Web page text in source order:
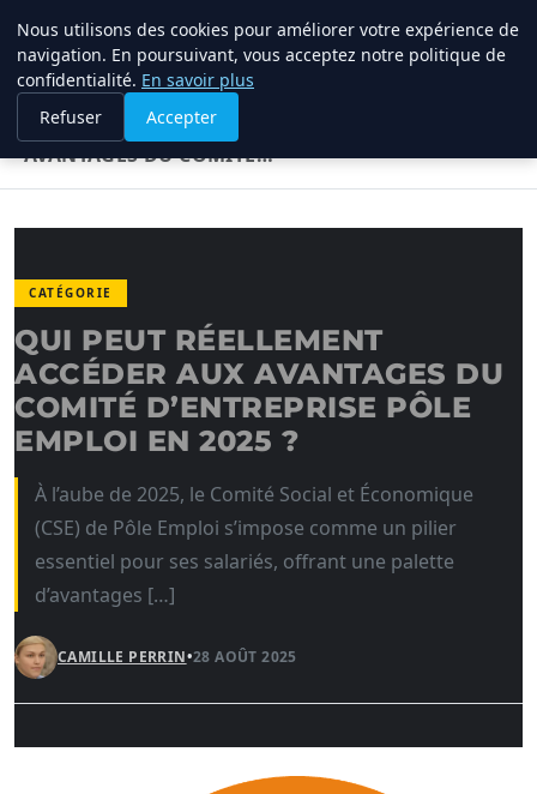
TUEZ-LES TOUS
ACCUEIL
CATÉGORIE
QUI PEUT RÉELLEMENT ACCÉDER AUX
AVANTAGES DU COMITÉ…
CATÉGORIE
QUI PEUT RÉELLEMENT
ACCÉDER AUX AVANTAGES DU
COMITÉ D’ENTREPRISE PÔLE
EMPLOI EN 2025 ?
À l’aube de 2025, le Comité Social et Économique
(CSE) de Pôle Emploi s’impose comme un pilier
essentiel pour ses salariés, offrant une palette
d’avantages […]
CAMILLE PERRIN•28 AOÛT 2025
Nous utilisons des cookies pour améliorer votre expérience de
navigation. En poursuivant, vous acceptez notre politique de
confidentialité. En savoir plus
Refuser
Accepter